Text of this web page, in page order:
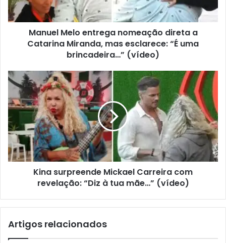
Manuel Melo entrega nomeação direta a
Catarina Miranda, mas esclarece: “É uma
brincadeira…” (vídeo)
Kina surpreende Mickael Carreira com
revelação: “Diz à tua mãe…” (vídeo)
Artigos relacionados